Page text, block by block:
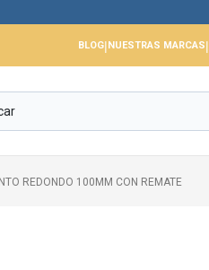
BLOG|NUESTRAS MARCAS|
REDONDO 100MM CON REMATE